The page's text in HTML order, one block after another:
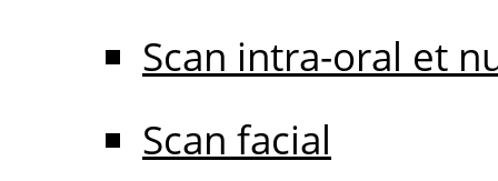
Scan intra-oral et
Scan facial